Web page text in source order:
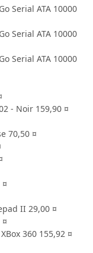
Serial ATA 10000
Serial ATA 10000
Serial ATA 10000
- Noir 159,90 ¤
70,50 ¤
II 29,00 ¤
360 155,92 ¤